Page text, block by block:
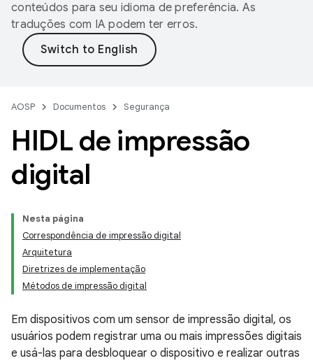
conteúdos para seu idioma de preferência. As
traduções com IA podem ter erros.
AOSP Documentos Segurança
HIDL de impressão
digital
Nesta página
Correspondência de impressão digital
Arquitetura
Diretrizes de implementação
Métodos de impressão digital
Em dispositivos com um sensor de impressão digital, os
usuários podem registrar uma ou mais impressões digitais
e usá-las para desbloquear o dispositivo e realizar outras